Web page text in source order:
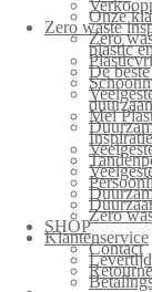
Onze
Zero waste
Zero
plastic
De
Mei
Zero
SHOP
Klantenservice
Contact